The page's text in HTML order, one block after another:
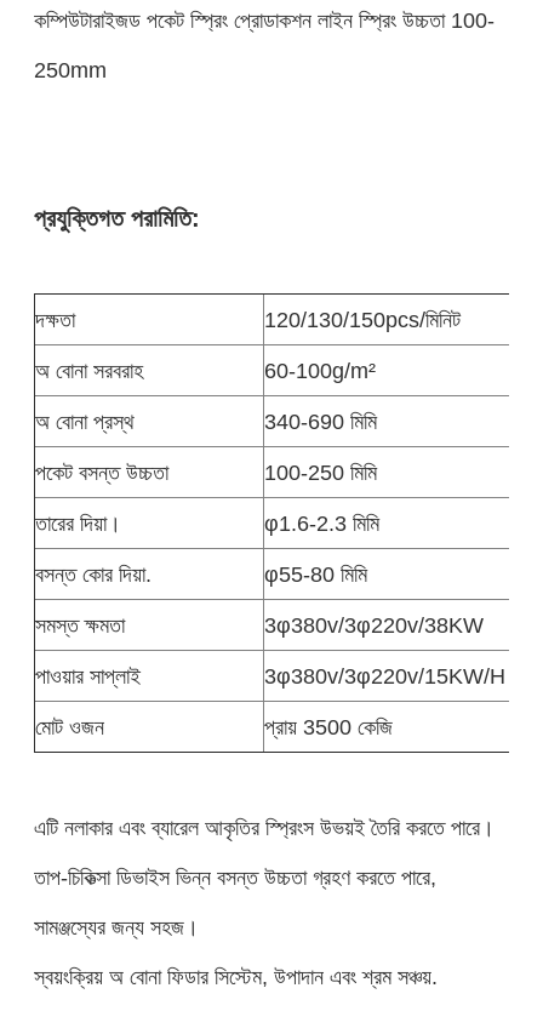
কম্পিউটারাইজড পকেট স্প্রিং প্রোডাকশন লাইন স্প্রিং উচ্চতা 100-
250mm
প্রযুক্তিগত পরামিতি:
দক্ষতা
120/130/150pcs/মিনিট
অ বোনা সরবরাহ
60-100g/m²
অ বোনা প্রস্থ
340-690 মিমি
পকেট বসন্ত উচ্চতা
100-250 মিমি
তারের দিয়া।
φ1.6-2.3 মিমি
বসন্ত কোর দিয়া.
φ55-80 মিমি
সমস্ত ক্ষমতা
3φ380v/3φ220v/38KW
পাওয়ার সাপ্লাই
3φ380v/3φ220v/15KW/H
মোট ওজন
প্রায় 3500 কেজি
এটি নলাকার এবং ব্যারেল আকৃতির স্প্রিংস উভয়ই তৈরি করতে পারে।
তাপ-চিকিত্সা ডিভাইস ভিন্ন বসন্ত উচ্চতা গ্রহণ করতে পারে,
সামঞ্জস্যের জন্য সহজ।
স্বয়ংক্রিয় অ বোনা ফিডার সিস্টেম, উপাদান এবং শ্রম সঞ্চয়.